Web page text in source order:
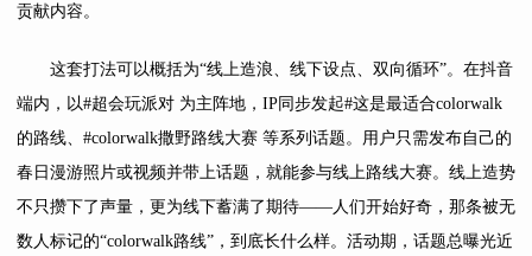
贡献内容。
这套打法可以概括为“线上造浪、线下设点、双向循环”。在抖音
端内，以#超会玩派对 为主阵地，IP同步发起#这是最适合colorwalk
的路线、#colorwalk撒野路线大赛 等系列话题。用户只需发布自己的
春日漫游照片或视频并带上话题，就能参与线上路线大赛。线上造势
不只攒下了声量，更为线下蓄满了期待——人们开始好奇，那条被无
数人标记的“colorwalk路线”，到底长什么样。活动期，话题总曝光近